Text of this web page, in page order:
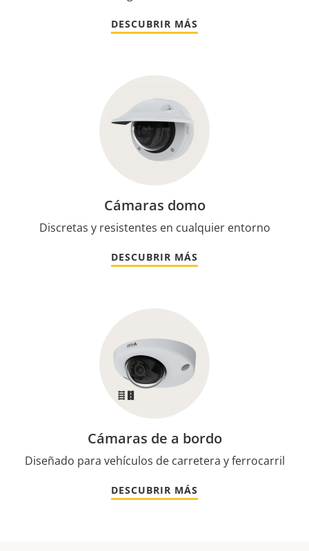
DESCUBRIR MÁS
Cámaras domo
Discretas y resistentes en cualquier entorno
DESCUBRIR MÁS
Cámaras de a bordo
Diseñado para vehículos de carretera y ferrocarril
DESCUBRIR MÁS